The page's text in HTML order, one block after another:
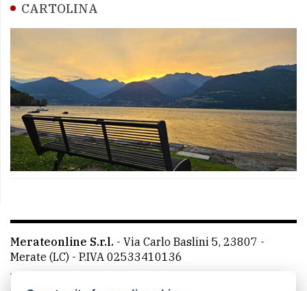
CARTOLINA
Merateonline S.r.l. - Via Carlo Baslini 5, 23807 -
Merate (LC) - P.IVA 02533410136
Telefono: